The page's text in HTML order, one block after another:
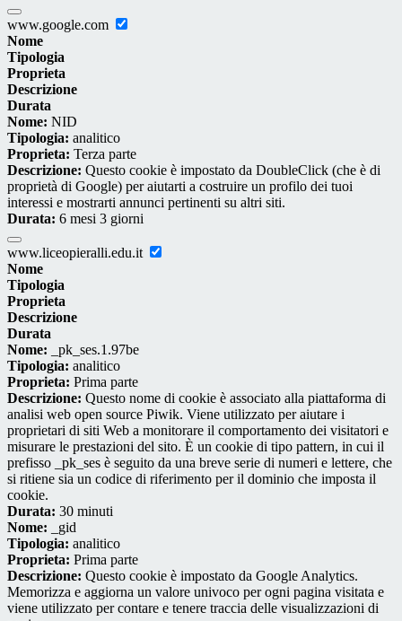
www.google.com
Nome
Tipologia
Proprieta
Descrizione
Durata
Nome: NID
Tipologia: analitico
Proprieta: Terza parte
Descrizione: Questo cookie è impostato da DoubleClick (che è di
proprietà di Google) per aiutarti a costruire un profilo dei tuoi
interessi e mostrarti annunci pertinenti su altri siti.
Durata: 6 mesi 3 giorni
www.liceopieralli.edu.it
Nome
Tipologia
Proprieta
Descrizione
Durata
Nome: _pk_ses.1.97be
Tipologia: analitico
Proprieta: Prima parte
Descrizione: Questo nome di cookie è associato alla piattaforma di
analisi web open source Piwik. Viene utilizzato per aiutare i
proprietari di siti Web a monitorare il comportamento dei visitatori e
misurare le prestazioni del sito. È un cookie di tipo pattern, in cui il
prefisso _pk_ses è seguito da una breve serie di numeri e lettere, che
si ritiene sia un codice di riferimento per il dominio che imposta il
cookie.
Durata: 30 minuti
Nome: _gid
Tipologia: analitico
Proprieta: Prima parte
Descrizione: Questo cookie è impostato da Google Analytics.
Memorizza e aggiorna un valore univoco per ogni pagina visitata e
viene utilizzato per contare e tenere traccia delle visualizzazioni di